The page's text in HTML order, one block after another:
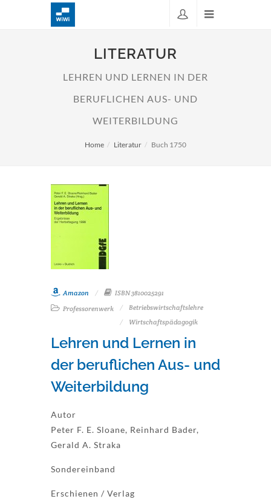
LITERATUR
LEHREN UND LERNEN IN DER
BERUFLICHEN AUS- UND
WEITERBILDUNG
Home Literatur Buch 1750
Amazon
ISBN 3810025291
Professorenwerk
Betriebswirtschaftslehre
Wirtschaftspädagogik
Lehren und Lernen in
der beruflichen Aus- und
Weiterbildung
Autor
Peter F. E. Sloane, Reinhard Bader,
Gerald A. Straka
Sondereinband
Erschienen / Verlag